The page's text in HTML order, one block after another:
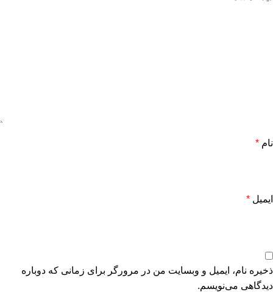
نام *
ایمیل *
ذخیره نام، ایمیل و وبسایت من در مرورگر برای زمانی که دوباره
دیدگاهی می‌نویسم.